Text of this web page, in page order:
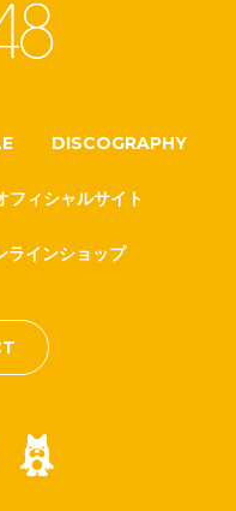
DISCOGRAPHY
ィシャルサイト
インショップ